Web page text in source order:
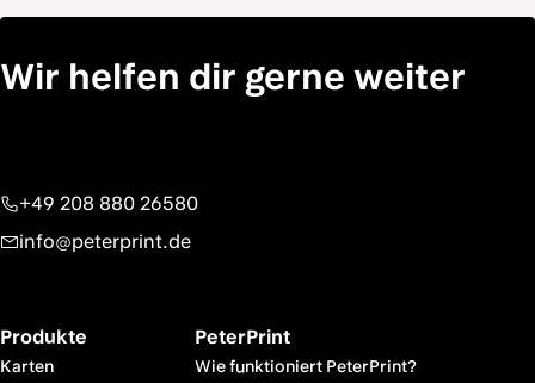
Wir helfen dir gerne weiter
+49 208 880 26580
info@peterprint.de
Produkte
Karten
PeterPrint
Wie funktioniert PeterPrint?